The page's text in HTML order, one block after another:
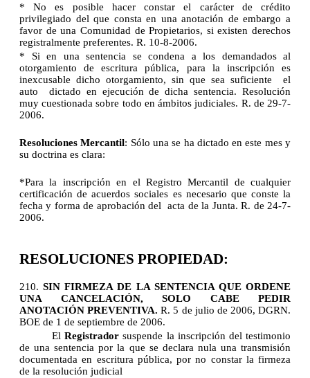
* No es posible hacer constar el carácter de crédito
privilegiado del que consta en una anotación de embargo a
favor de una Comunidad de Propietarios, si existen derechos
registralmente preferentes. R. 10-8-2006.
* Si en una sentencia se condena a los demandados al
otorgamiento de escritura pública, para la inscripción es
inexcusable dicho otorgamiento, sin que sea suficiente el
auto dictado en ejecución de dicha sentencia. Resolución
muy cuestionada sobre todo en ámbitos judiciales. R. de 29-7-
2006.
Resoluciones Mercantil: Sólo una se ha dictado en este mes y
su doctrina es clara:
*Para la inscripción en el Registro Mercantil de cualquier
certificación de acuerdos sociales es necesario que conste la
fecha y forma de aprobación del acta de la Junta. R. de 24-7-
2006.
RESOLUCIONES PROPIEDAD:
210.SIN FIRMEZA DE LA SENTENCIA QUE ORDENE
UNA CANCELACIÓN, SOLO CABE PEDIR
ANOTACIÓN PREVENTIVA.R. 5 de julio de 2006, DGRN.
BOE de 1 de septiembre de 2006.
ElRegistrador suspende la inscripción del testimonio
de una sentencia por la que se declara nula una transmisión
documentada en escritura pública, por no constar la firmeza
de la resolución judicial